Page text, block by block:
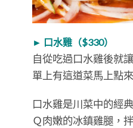
► 口水雞（$330）
自從吃過口水雞後就
單上有這道菜馬上點
口水雞是川菜中的經
Ｑ肉嫩的冰鎮雞腿，